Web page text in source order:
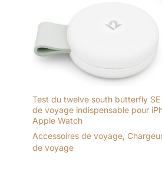
Test du twelve south butterfly
de voyage indispensable pour
Apple Watch
Accessoires de voyage,
de voyage